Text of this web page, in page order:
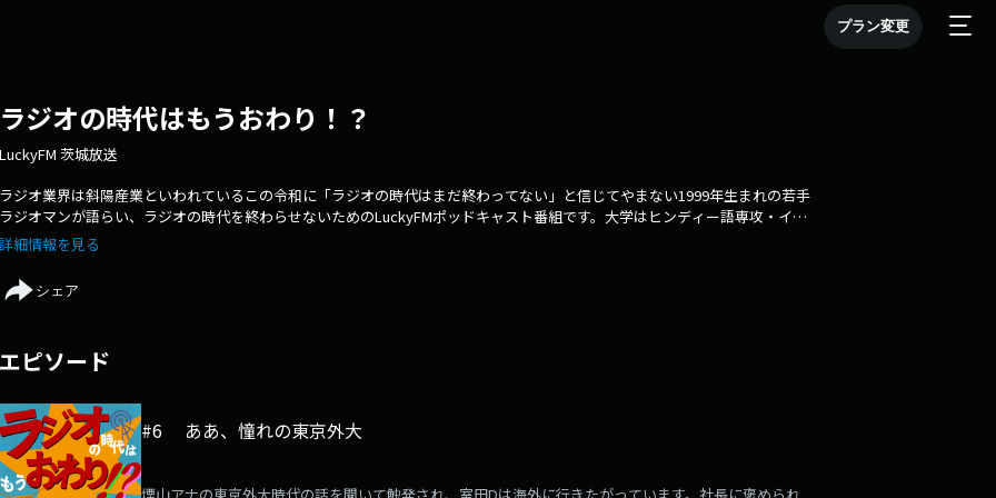
プラン変更
ジオの時代はもうおわり！？
茨城放送
ジオ業界は斜陽産業といわれているこの令和に「ラジオの時代はまだ終わってない」と信じてやまない1999年生まれの若手
ジオマンが語らい、ラジオの時代を終わらせないためのLuckyFMポッドキャスト番組です。大学はヒンディー語専攻・イン
好きな煙山（アナウンサー）と煙山が卒業した大学が第一志望だったけど落ちた室田（ディレクター）の2人で放送中。毎
水曜の21:00に配信を予定しています。＃らじおわ
細情報を見る
シェア
ピソード
#6 ああ、憧れの東京外大